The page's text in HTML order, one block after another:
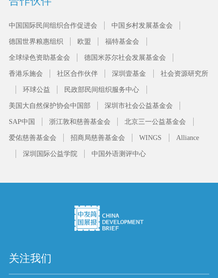
中国国际民间组织合作促进会 中国乡村发展基金会
德国世界粮惠组织 欧盟 福特基金会
全球绿色资助基金会 德国米苏尔社会发展基金会
香港乐施会 社区合作伙伴 深圳壹基金 社会资源研究所
环球公益 民政部民间组织服务中心
美国大自然保护协会中国部 深圳市社会公益基金会
SAP中国 浙江敦和慈善基金会 北京三一公益基金会
爱佑慈善基金会 招商局慈善基金会 WINGS Alliance
深圳国际公益学院 中国外语测评中心
关注我们